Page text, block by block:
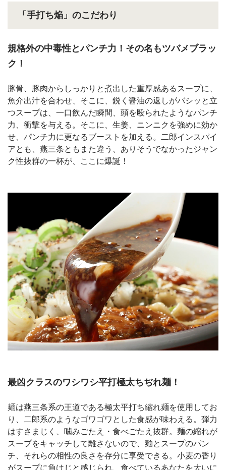
「手打ち焔」のこだわり
規格外の中毒性とパンチ力！その名もツバメブラッ
ク！
豚骨、豚肉からしっかりと煮出した重厚感あるスープに、
魚介出汁を合わせ、そこに、鋭く醤油の返しがバシッと立
つスープは、一口飲んだ瞬間、頭を殴られたようなパンチ
力、衝撃を与える。そこに、生姜、ニンニクを強めに効か
せ、パンチ力に更なるブーストを加える。二郎インスパイ
アとも、燕三条ともまた違う、ありそうでなかったジャン
ク性抜群の一杯が、ここに爆誕！
最凶クラスのワシワシ平打極太ちぢれ麺！
麺は燕三条系の王道である極太平打ち縮れ麺を使用してお
り、二郎系のようなゴワゴワとした食感が味わえる。弾力
はすさまじく、噛みごたえ・食べごたえ抜群。麺の縮れが
スープをキャッチして離さないので、麺とスープのパン
チ、それらの相性の良さを存分に享受できる。小麦の香り
がスープに負けじと感じられ、食べているあなたを大いに